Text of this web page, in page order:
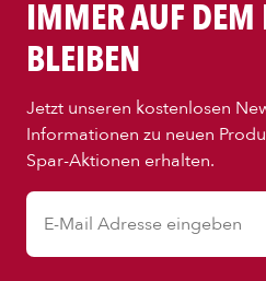
PIZZA
IMMER AUF DEM
BLEIBEN
Jetzt unseren kostenlosen
Informationen zu neuen
Spar-Aktionen erhalten.